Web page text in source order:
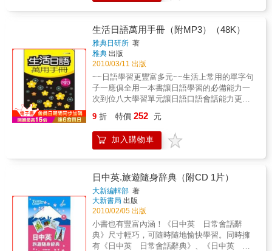
入！ 5.五十音、單字、會話MP3全收
錄 由日籍老師發音，完全收錄五十音、單
字中日對照、會話男女對話，要學就學最正統
的！
生活日語萬用手冊（附MP3）（48K）
雅典日研所 著
雅典 出版
2010/03/11 出版
~~日語學習更豐富多元~~生活上常用的單字句
子一應俱全用一本書讓日語學習的必備能力一
次到位八大學習單元讓日語口語會話能力更上
情境用語．基本句型．道地成語俚語．生活短
語．常用問句
9 折 特價 252 元
加入購物車
日中英.旅遊隨身辞典（附CD 1片）
大新編輯部 著
大新書局 出版
2010/02/05 出版
小書也有豐富內涵！《日中英 日常會話辭
典》尺寸輕巧，可隨時隨地愉快學習。同時擁
有《日中英 日常會話辭典》、《日中英 旅